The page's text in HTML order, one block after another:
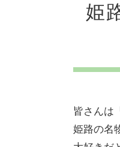
姫
皆さんは
姫路の名